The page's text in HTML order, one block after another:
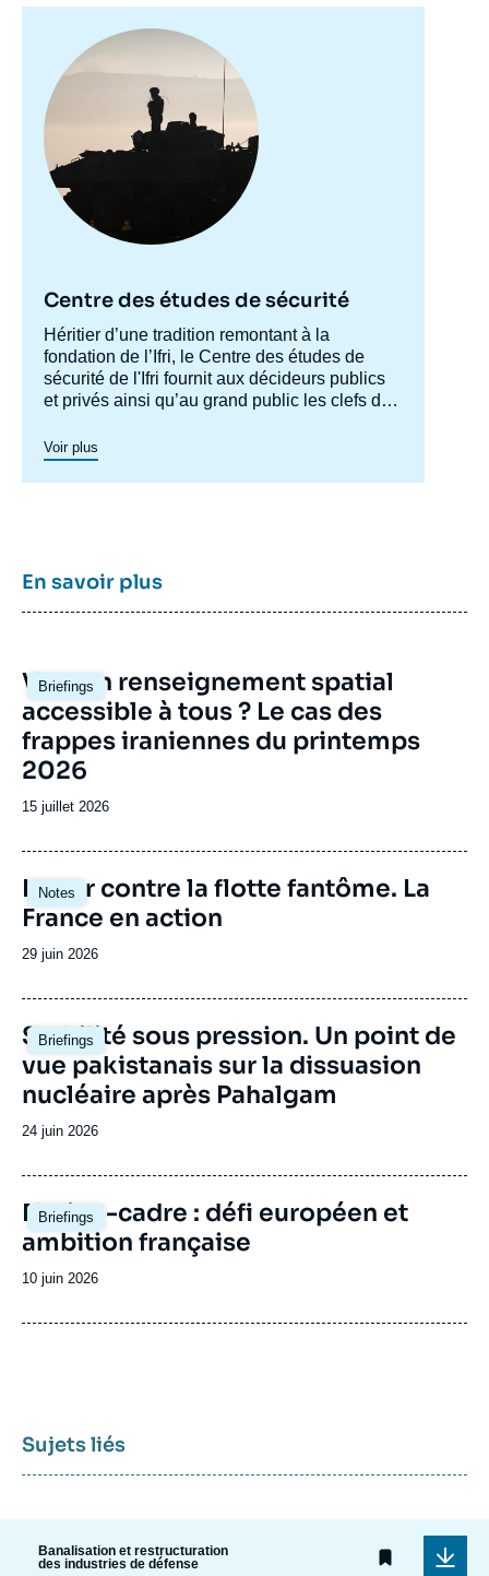
principale
Centre des études de sécurité
Accroche
centre
Héritier d’une tradition remontant à la
fondation de l’Ifri, le Centre des études de
sécurité de l'Ifri fournit aux décideurs publics
et privés ainsi qu’au grand public les clefs de
modes de conflictualité contemporains et à
venir. Par son positionnement à la jointure du
politique et de l’opérationnel, la crédibilité de
dans le paysage français des
pôle unique de recherche et d’influence sur le
débat de défense national et international.
Voir plus
En savoir plus
Briefings
Image
principale
Vers un renseignement spatial
accessible à tous ? Le cas des
frappes iraniennes du printemps
2026
Date
publication
15 juillet 2026
Notes
Image
principale
Lutter contre la flotte fantôme. La
France en action
Date
publication
29 juin 2026
Briefings
Image
principale
Stabilité sous pression. Un point de
vue pakistanais sur la dissuasion
nucléaire après Pahalgam
Date
publication
24 juin 2026
Briefings
Image
principale
Nation-cadre : défi européen et
ambition française
Date
publication
10 juin 2026
Sujets liés
Banalisation et restructuration
des industries de défense